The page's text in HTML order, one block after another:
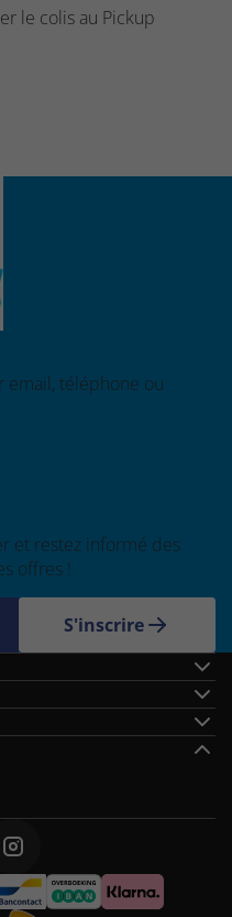
le colis au Pickup
email, téléphone ou
et restez informé des
offres !
S'inscrire